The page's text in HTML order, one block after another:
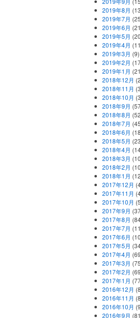
2019年8月
2019年7月
2019年6月
2019年5月
2019年4月
2019年3月 (9)
2019年2月
2019年1月
2018年12月
2018年11月
2018年10月
2018年9月
2018年8月
2018年7月
2018年6月
2018年5月
2018年4月
2018年3月
2018年2月
2018年1月
2017年12月
2017年11月
2017年10月
2017年9月
2017年8月
2017年7月
2017年6月
2017年5月
2017年4月
2017年3月
2017年2月
2017年1月
2016年12月
2016年11月
2016年10月
2016年9月